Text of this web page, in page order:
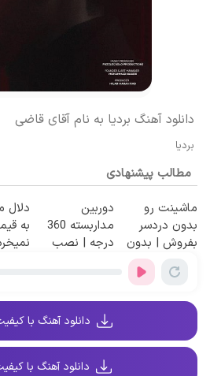
دانلود آهنگ بردیا به نام آقای قاضی
بردیا
مطالب پیشنهادی
ماشینت رو
بدون دردسر
بفروش | بدون
کمسیون 😍
دوربین
مداربسته 360
درجه | نصب
دلال
به
دانلود آهنگ با
دانلود آهنگ با